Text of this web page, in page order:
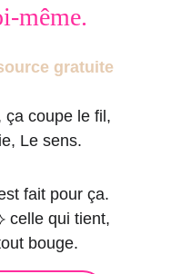
même.
gratuite
ça coupe le fil,
Le sens.
fait pour ça.
celle qui tient,
bouge.